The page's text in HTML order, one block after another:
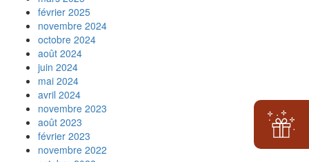
février 2025
novembre 2024
octobre 2024
août 2024
juin 2024
mai 2024
avril 2024
novembre 2023
août 2023
février 2023
novembre 2022